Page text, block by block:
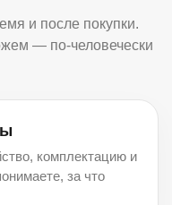
и после покупки.
— по-человечески
комплектацию и
за что